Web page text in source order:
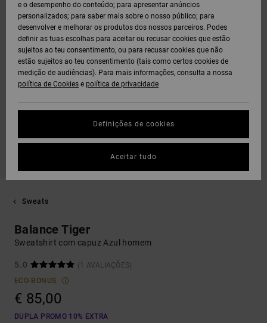
Sweats
Balance Tiger
Sweatshirt com capuz Azul homem
5.0
(1 AVALIAÇÕES)
ECO-BONUS
€ 85,00
DUPLA PROMO 10% EXTRA
e o desempenho do conteúdo; para apresentar anúncios
personalizados; para saber mais sobre o nosso público; para
desenvolver e melhorar os produtos dos nossos parceiros. Podes
definir as tuas escolhas para aceitar ou recusar cookies que estão
sujeitos ao teu consentimento, ou para recusar cookies que não
estão sujeitos ao teu consentimento (tais como certos cookies de
medição de audiências). Para mais informações, consulta a nossa
política de Cookies e política de privacidade
Definições de cookies
Aceitar tudo